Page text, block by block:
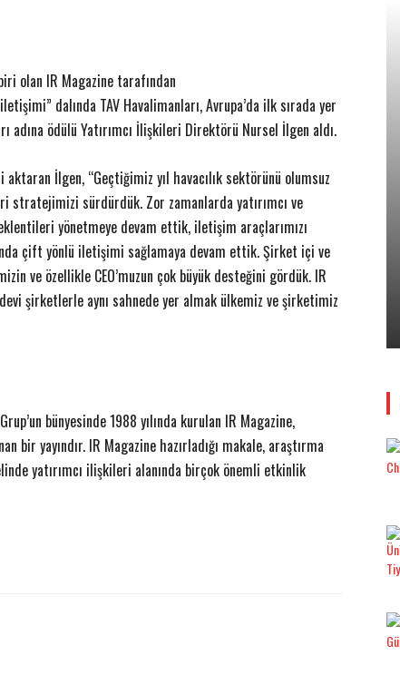
olan IR Magazine tarafından
dalında TAV Havalimanları, Avrupa’da ilk sırada yer
adına ödülü Yatırımcı İlişkileri Direktörü Nursel İlgen aldı.
İlgen, “Geçtiğimiz yıl havacılık sektörünü olumsuz
stratejimizi sürdürdük. Zor zamanlarda yatırımcı ve
yönetmeye devam ettik, iletişim araçlarımızı
çift yönlü iletişimi sağlamaya devam ettik. Şirket içi ve
ve özellikle CEO’muzun çok büyük desteğini gördük. IR
şirketlerle aynı sahnede yer almak ülkemiz ve şirketimiz
bünyesinde 1988 yılında kurulan IR Magazine,
bir yayındır. IR Magazine hazırladığı makale, araştırma
yatırımcı ilişkileri alanında birçok önemli etkinlik
Aralık’ta…
EMLAK
​Konut Alırken 6 “6N” Kurala Dikkat!